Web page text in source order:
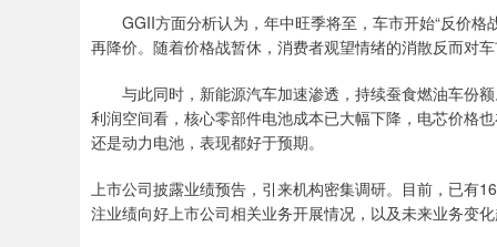
GGII方面分析认为，年中旺季将至，车市开始“反价格
再降价。随着价格战暂休，消费者观望情绪的消散反而对
与此同时，新能源汽车加速渗透，持续蚕食燃油车份额
利润空间看，核心零部件电池成本已大幅下降，电芯价格
还是动力电池，表现都好于预期。
上市公司披露业绩预告，引来机构密集调研。目前，已有
注业绩向好上市公司相关业务开展情况，以及未来业务变